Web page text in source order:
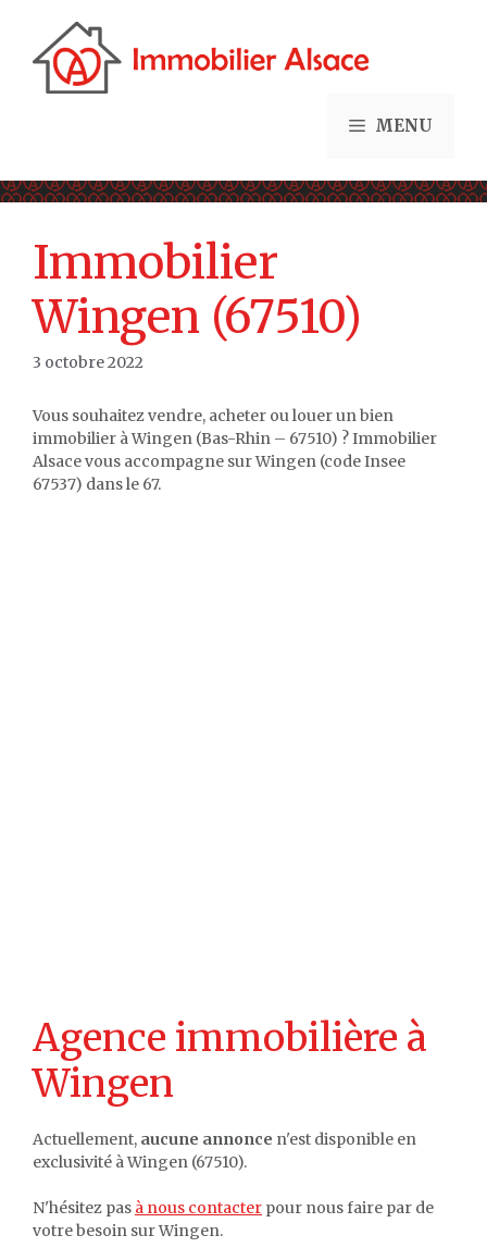
contenu
MENU
Immobilier
Wingen (67510)
3 octobre 2022
Vous souhaitez vendre, acheter ou louer un bien
immobilier à Wingen (Bas-Rhin – 67510) ? Immobilier
Alsace vous accompagne sur Wingen (code Insee
67537) dans le 67.
Agence immobilière à
Wingen
Actuellement, aucune annonce n'est disponible en
exclusivité à Wingen (67510).
N'hésitez pas à nous contacter pour nous faire par de
votre besoin sur Wingen.